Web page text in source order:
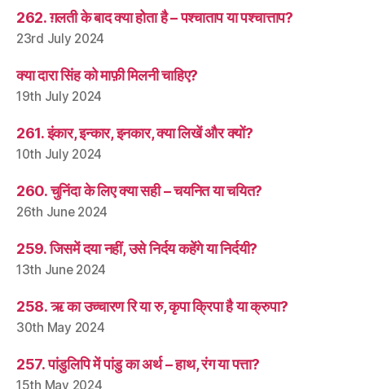
262. ग़लती के बाद क्या होता है – पश्चाताप या पश्चात्ताप?
23rd July 2024
क्या दारा सिंह को माफ़ी मिलनी चाहिए?
19th July 2024
261. इंकार, इन्कार, इनकार, क्या लिखें और क्यों?
10th July 2024
260. चुनिंदा के लिए क्या सही – चयनित या चयित?
26th June 2024
259. जिसमें दया नहीं, उसे निर्दय कहेंगे या निर्दयी?
13th June 2024
258. ऋ का उच्चारण रि या रु, कृपा क्रिपा है या क्रुपा?
30th May 2024
257. पांडुलिपि में पांडु का अर्थ – हाथ, रंग या पत्ता?
15th May 2024